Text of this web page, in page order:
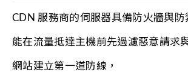
CDN 服務商的伺服器具備防火牆與防
能在流量抵達主機前先過濾惡意請求
網站建立第一道防線，